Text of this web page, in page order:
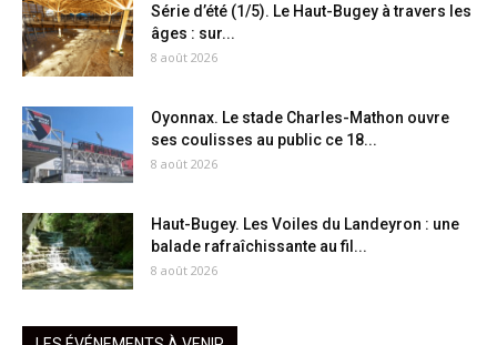
Série d’été (1/5). Le Haut-Bugey à travers les
âges : sur...
8 août 2026
Oyonnax. Le stade Charles-Mathon ouvre
ses coulisses au public ce 18...
8 août 2026
Haut-Bugey. Les Voiles du Landeyron : une
balade rafraîchissante au fil...
8 août 2026